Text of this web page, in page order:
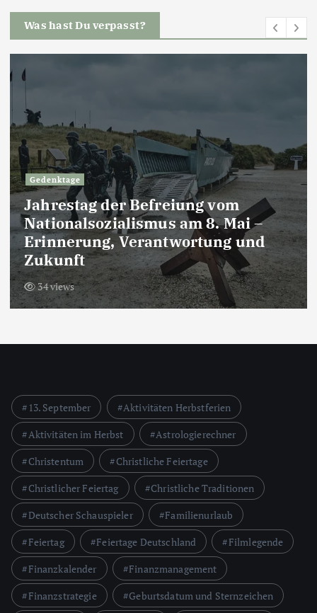
Was hast Du verpasst?
Gedenktage
Jahrestag der Befreiung vom
Nationalsozialismus am 8. Mai –
Erinnerung, Verantwortung und
Zukunft
34 views
13. September
Aktivitäten Herbstferien
Aktivitäten im Herbst
Astrologierechner
Christentum
Christliche Feiertage
Christlicher Feiertag
Christliche Traditionen
Deutscher Schauspieler
Familienurlaub
Feiertag
Feiertage Deutschland
Filmlegende
Finanzkalender
Finanzmanagement
Finanzstrategie
Geburtsdatum und Sternzeichen